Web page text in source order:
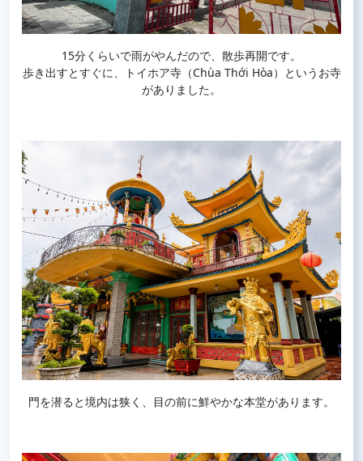
15分くらいで雨がやんだので、散歩再開です。
歩き出すとすぐに、トイホア寺（Chùa Thới Hòa）というお寺
がありました。
門を潜ると境内は狭く、目の前に鮮やかな本堂があります。